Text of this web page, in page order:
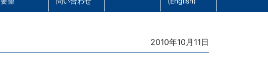
Posted
on
2010年10月11日